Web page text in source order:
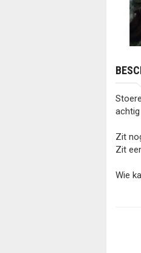
Zit
Zit
Wie